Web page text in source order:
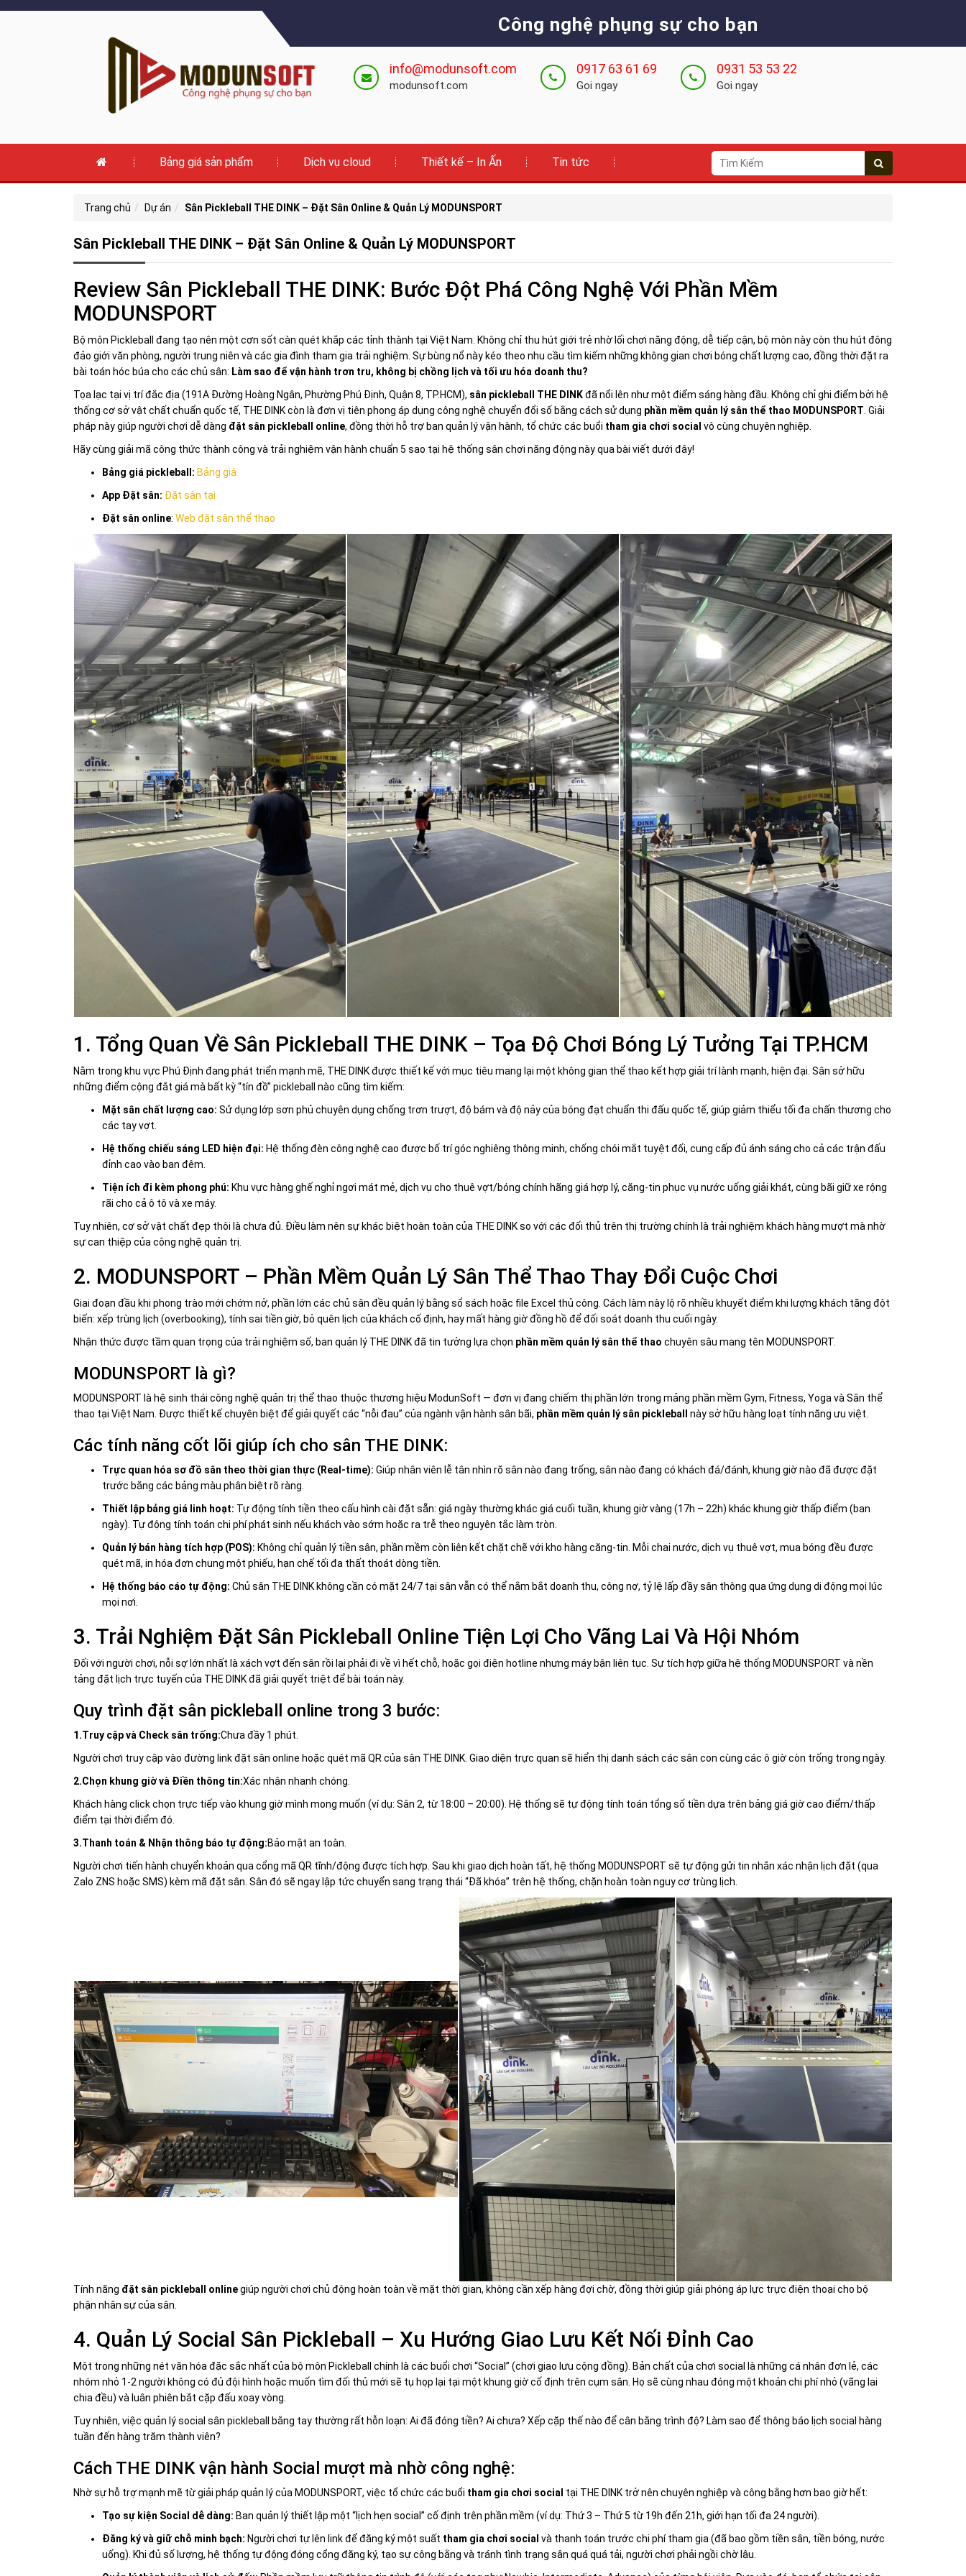
Công nghệ phụng sự cho bạn
info@modunsoft.com
modunsoft.com
0917 63 61 69
Gọi ngay
0931 53 53 22
Gọi ngay
Bảng giá sản phẩm Dịch vụ cloud Thiết kế – In Ấn Tin tức
Trang chủ Dự án Sân Pickleball THE DINK – Đặt Sân Online & Quản Lý MODUNSPORT
Sân Pickleball THE DINK – Đặt Sân Online & Quản Lý MODUNSPORT
Review Sân Pickleball THE DINK: Bước Đột Phá Công Nghệ Với Phần Mềm
MODUNSPORT
Bộ môn Pickleball đang tạo nên một cơn sốt càn quét khắp các tỉnh thành tại Việt Nam. Không chỉ thu hút giới trẻ nhờ lối chơi năng động, dễ tiếp cận, bộ môn này còn thu hút đông
đảo giới văn phòng, người trung niên và các gia đình tham gia trải nghiệm. Sự bùng nổ này kéo theo nhu cầu tìm kiếm những không gian chơi bóng chất lượng cao, đồng thời đặt ra
bài toán hóc búa cho các chủ sân: Làm sao để vận hành trơn tru, không bị chồng lịch và tối ưu hóa doanh thu?
Tọa lạc tại vị trí đắc địa (191A Đường Hoàng Ngân, Phường Phú Định, Quận 8, TP.HCM), sân pickleball THE DINKđã nổi lên như một điểm sáng hàng đầu. Không chỉ ghi điểm bởi hệ
thống cơ sở vật chất chuẩn quốc tế, THE DINK còn là đơn vị tiên phong áp dụng công nghệ chuyển đổi số bằng cách sử dụng phần mềm quản lý sân thể thao MODUNSPORT . Giải
pháp này giúp người chơi dễ dàng đặt sân pickleball online, đồng thời hỗ trợ ban quản lý vận hành, tổ chức các buổi tham gia chơi social vô cùng chuyên nghiệp.
Hãy cùng giải mã công thức thành công và trải nghiệm vận hành chuẩn 5 sao tại hệ thống sân chơi năng động này qua bài viết dưới đây!
Bảng giá pickleball: Bảng giá
App Đặt sân: Đặt sân tại
Đặt sân online: Web đặt sân thể thao
1. Tổng Quan Về Sân Pickleball THE DINK – Tọa Độ Chơi Bóng Lý Tưởng Tại TP.HCM
Nằm trong khu vực Phú Định đang phát triển mạnh mẽ, THE DINK được thiết kế với mục tiêu mang lại một không gian thể thao kết hợp giải trí lành mạnh, hiện đại. Sân sở hữu
những điểm cộng đắt giá mà bất kỳ “tín đồ” pickleball nào cũng tìm kiếm:
Mặt sân chất lượng cao: Sử dụng lớp sơn phủ chuyên dụng chống trơn trượt, độ bám và độ nảy của bóng đạt chuẩn thi đấu quốc tế, giúp giảm thiểu tối đa chấn thương cho
các tay vợt.
Hệ thống chiếu sáng LED hiện đại: Hệ thống đèn công nghệ cao được bố trí góc nghiêng thông minh, chống chói mắt tuyệt đối, cung cấp đủ ánh sáng cho cả các trận đấu
đỉnh cao vào ban đêm.
Tiện ích đi kèm phong phú: Khu vực hàng ghế nghỉ ngơi mát mẻ, dịch vụ cho thuê vợt/bóng chính hãng giá hợp lý, căng-tin phục vụ nước uống giải khát, cùng bãi giữ xe rộng
rãi cho cả ô tô và xe máy.
Tuy nhiên, cơ sở vật chất đẹp thôi là chưa đủ. Điều làm nên sự khác biệt hoàn toàn của THE DINK so với các đối thủ trên thị trường chính là trải nghiệm khách hàng mượt mà nhờ
sự can thiệp của công nghệ quản trị.
2. MODUNSPORT – Phần Mềm Quản Lý Sân Thể Thao Thay Đổi Cuộc Chơi
Giai đoạn đầu khi phong trào mới chớm nở, phần lớn các chủ sân đều quản lý bằng sổ sách hoặc file Excel thủ công. Cách làm này lộ rõ nhiều khuyết điểm khi lượng khách tăng đột
biến: xếp trùng lịch (overbooking), tính sai tiền giờ, bỏ quên lịch của khách cố định, hay mất hàng giờ đồng hồ để đối soát doanh thu cuối ngày.
Nhận thức được tầm quan trọng của trải nghiệm số, ban quản lý THE DINK đã tin tưởng lựa chọn phần mềm quản lý sân thể thao chuyên sâu mang tên MODUNSPORT.
MODUNSPORT là gì?
MODUNSPORT là hệ sinh thái công nghệ quản trị thể thao thuộc thương hiệu ModunSoft — đơn vị đang chiếm thị phần lớn trong mảng phần mềm Gym, Fitness, Yoga và Sân thể
thao tại Việt Nam. Được thiết kế chuyên biệt để giải quyết các “nỗi đau” của ngành vận hành sân bãi, phần mềm quản lý sân pickleball này sở hữu hàng loạt tính năng ưu việt.
Các tính năng cốt lõi giúp ích cho sân THE DINK:
Trực quan hóa sơ đồ sân theo thời gian thực (Real-time): Giúp nhân viên lễ tân nhìn rõ sân nào đang trống, sân nào đang có khách đá/đánh, khung giờ nào đã được đặt
trước bằng các bảng màu phân biệt rõ ràng.
Thiết lập bảng giá linh hoạt: Tự động tính tiền theo cấu hình cài đặt sẵn: giá ngày thường khác giá cuối tuần, khung giờ vàng (17h – 22h) khác khung giờ thấp điểm (ban
ngày). Tự động tính toán chi phí phát sinh nếu khách vào sớm hoặc ra trễ theo nguyên tắc làm tròn.
Quản lý bán hàng tích hợp (POS): Không chỉ quản lý tiền sân, phần mềm còn liên kết chặt chẽ với kho hàng căng-tin. Mỗi chai nước, dịch vụ thuê vợt, mua bóng đều được
quét mã, in hóa đơn chung một phiếu, hạn chế tối đa thất thoát dòng tiền.
Hệ thống báo cáo tự động: Chủ sân THE DINK không cần có mặt 24/7 tại sân vẫn có thể nắm bắt doanh thu, công nợ, tỷ lệ lấp đầy sân thông qua ứng dụng di động mọi lúc
mọi nơi.
3. Trải Nghiệm Đặt Sân Pickleball Online Tiện Lợi Cho Vãng Lai Và Hội Nhóm
Đối với người chơi, nỗi sợ lớn nhất là xách vợt đến sân rồi lại phải đi về vì hết chỗ, hoặc gọi điện hotline nhưng máy bận liên tục. Sự tích hợp giữa hệ thống MODUNSPORT và nền
tảng đặt lịch trực tuyến của THE DINK đã giải quyết triệt để bài toán này.
Quy trình đặt sân pickleball online trong 3 bước:
1.Truy cập và Check sân trống:Chưa đầy 1 phút.
Người chơi truy cập vào đường link đặt sân online hoặc quét mã QR của sân THE DINK. Giao diện trực quan sẽ hiển thị danh sách các sân con cùng các ô giờ còn trống trong ngày.
2.Chọn khung giờ và Điền thông tin:Xác nhận nhanh chóng.
Khách hàng click chọn trực tiếp vào khung giờ mình mong muốn (ví dụ: Sân 2, từ 18:00 – 20:00). Hệ thống sẽ tự động tính toán tổng số tiền dựa trên bảng giá giờ cao điểm/thấp
điểm tại thời điểm đó.
3.Thanh toán & Nhận thông báo tự động:Bảo mật an toàn.
Người chơi tiến hành chuyển khoản qua cổng mã QR tĩnh/động được tích hợp. Sau khi giao dịch hoàn tất, hệ thống MODUNSPORT sẽ tự động gửi tin nhắn xác nhận lịch đặt (qua
Zalo ZNS hoặc SMS) kèm mã đặt sân. Sân đó sẽ ngay lập tức chuyển sang trạng thái “Đã khóa” trên hệ thống, chặn hoàn toàn nguy cơ trùng lịch.
Tính năng đặt sân pickleball onlinegiúp người chơi chủ động hoàn toàn về mặt thời gian, không cần xếp hàng đợi chờ, đồng thời giúp giải phóng áp lực trực điện thoại cho bộ
phận nhân sự của sân.
4. Quản Lý Social Sân Pickleball – Xu Hướng Giao Lưu Kết Nối Đỉnh Cao
Một trong những nét văn hóa đặc sắc nhất của bộ môn Pickleball chính là các buổi chơi “Social” (chơi giao lưu cộng đồng). Bản chất của chơi social là những cá nhân đơn lẻ, các
nhóm nhỏ 1-2 người không có đủ đội hình hoặc muốn tìm đối thủ mới sẽ tụ họp lại tại một khung giờ cố định trên cụm sân. Họ sẽ cùng nhau đóng một khoản chi phí nhỏ (vãng lai
chia đều) và luân phiên bắt cặp đấu xoay vòng.
Tuy nhiên, việc quản lý social sân pickleball bằng tay thường rất hỗn loạn: Ai đã đóng tiền? Ai chưa? Xếp cặp thế nào để cân bằng trình độ? Làm sao để thông báo lịch social hàng
tuần đến hàng trăm thành viên?
Cách THE DINK vận hành Social mượt mà nhờ công nghệ:
Nhờ sự hỗ trợ mạnh mẽ từ giải pháp quản lý của MODUNSPORT, việc tổ chức các buổi tham gia chơi social tại THE DINK trở nên chuyên nghiệp và công bằng hơn bao giờ hết:
Tạo sự kiện Social dễ dàng: Ban quản lý thiết lập một “lịch hẹn social” cố định trên phần mềm (ví dụ: Thứ 3 – Thứ 5 từ 19h đến 21h, giới hạn tối đa 24 người).
Đăng ký và giữ chỗ minh bạch: Người chơi tự lên link để đăng ký một suất tham gia chơi social và thanh toán trước chi phí tham gia (đã bao gồm tiền sân, tiền bóng, nước
uống). Khi đủ số lượng, hệ thống tự động đóng cổng đăng ký, tạo sự công bằng và tránh tình trạng sân quá quá tải, người chơi phải ngồi chờ lâu.